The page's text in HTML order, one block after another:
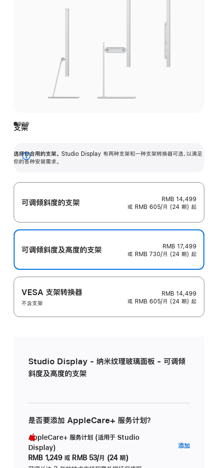
支架
选择你合用的支架。 Studio Display 有两种支架和一种支架转换器可选，以满足
你的各种安装需求。
展
可调倾斜度的支架
RMB 14,499
或 RMB 605/月 (24 期) 起
可调倾斜度及高‍度的支‍架
RMB 17,499
或 RMB 730/月 (24 期) 起
VESA 支架转换器
不含支架
RMB 14,499
或 RMB 605/月 (24 期) 起
Studio Display - 纳米纹理玻璃面板 - 可调倾
斜度及高度的支架
是否要添加 AppleCare+ 服务计划？
AppleCare+ 服务计划 (适用于 Studio
Display)
RMB 1,249 或 RMB 53/月 (24 期)
添加